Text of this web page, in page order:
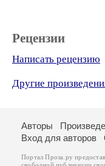
Рецензии
Написать рецензию
Другие
Авторы
Вход для авторов
Портал Проза.ру